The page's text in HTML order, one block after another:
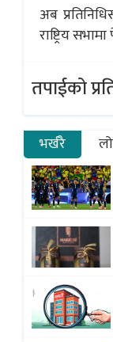
अब
राष्ट्रिय
तपाईको
भर्खरै